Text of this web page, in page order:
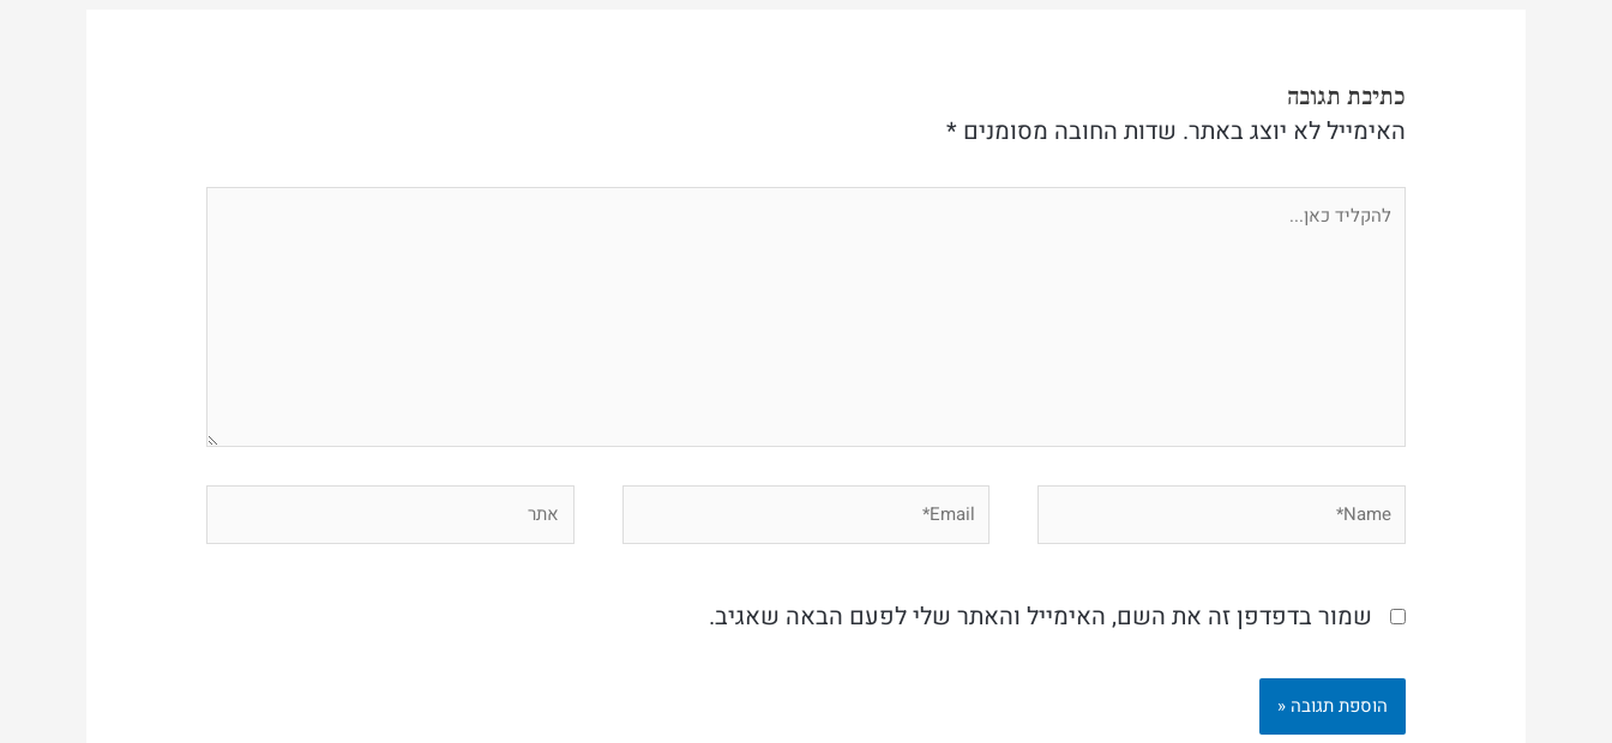
כתיבת תגובה
האימייל לא יוצג באתר. שדות החובה מסומנים*
כאן...
Name*
Email* אתר
שמור בדפדפן זה את השם, האימייל והאתר שלי לפעם הבאה שאגיב.